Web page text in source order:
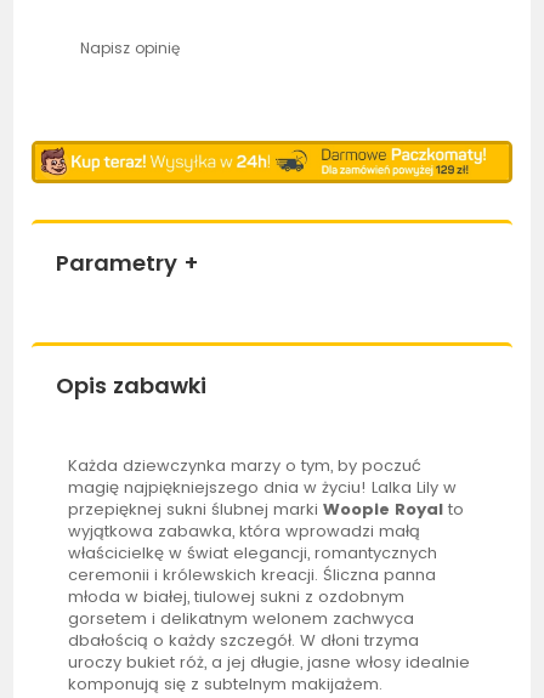
Napisz opinię
Parametry +
Opis zabawki
Każda dziewczynka marzy o tym, by poczuć
magię najpiękniejszego dnia w życiu!Lalka Lily w
przepięknej sukni ślubnej markiWoopie Royal to
wyjątkowa zabawka, która wprowadzi małą
właścicielkę w świat elegancji, romantycznych
ceremonii i królewskich kreacji. Śliczna panna
młoda w białej, tiulowej sukni z ozdobnym
gorsetem i delikatnym welonem zachwyca
dbałością o każdy szczegół. W dłoni trzyma
uroczy bukiet róż, a jej długie, jasne włosy idealnie
komponują się z subtelnym makijażem.